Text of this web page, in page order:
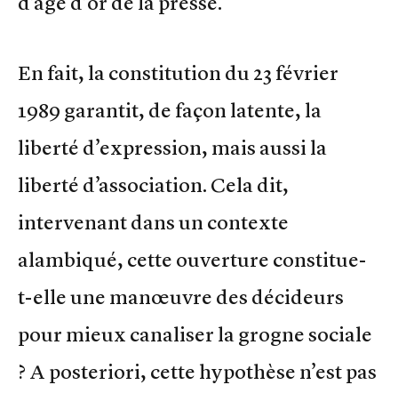
En fait, la constitution du 23 février
1989 garantit, de façon latente, la
liberté d’expression, mais aussi la
liberté d’association. Cela dit,
intervenant dans un contexte
alambiqué, cette ouverture constitue-
t-elle une manœuvre des décideurs
pour mieux canaliser la grogne sociale
? A posteriori, cette hypothèse n’est pas